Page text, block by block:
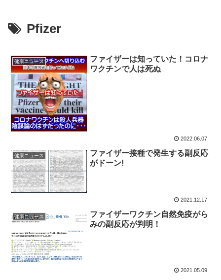
Pfizer
健康ニュース
ファイザーは知っていた！コロナ
ワクチンで人は死ぬ
2022.06.07
健康ニュース
ファイザー接種で発生する副反応
がドーン!
2021.12.17
健康ニュース
ファイザーワクチン自然免疫がら
みの副反応が判明！
2021.05.09